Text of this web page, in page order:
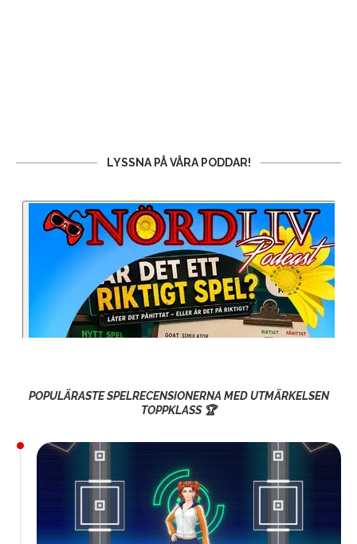
LYSSNA PÅ VÅRA PODDAR!
POPULÄRASTE SPELRECENSIONERNA MED UTMÄRKELSEN
TOPPKLASS 🏆